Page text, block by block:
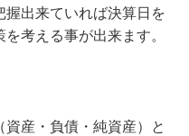
握出来ていれば決算日を
考える事が出来ます。
産・負債・純資産）と